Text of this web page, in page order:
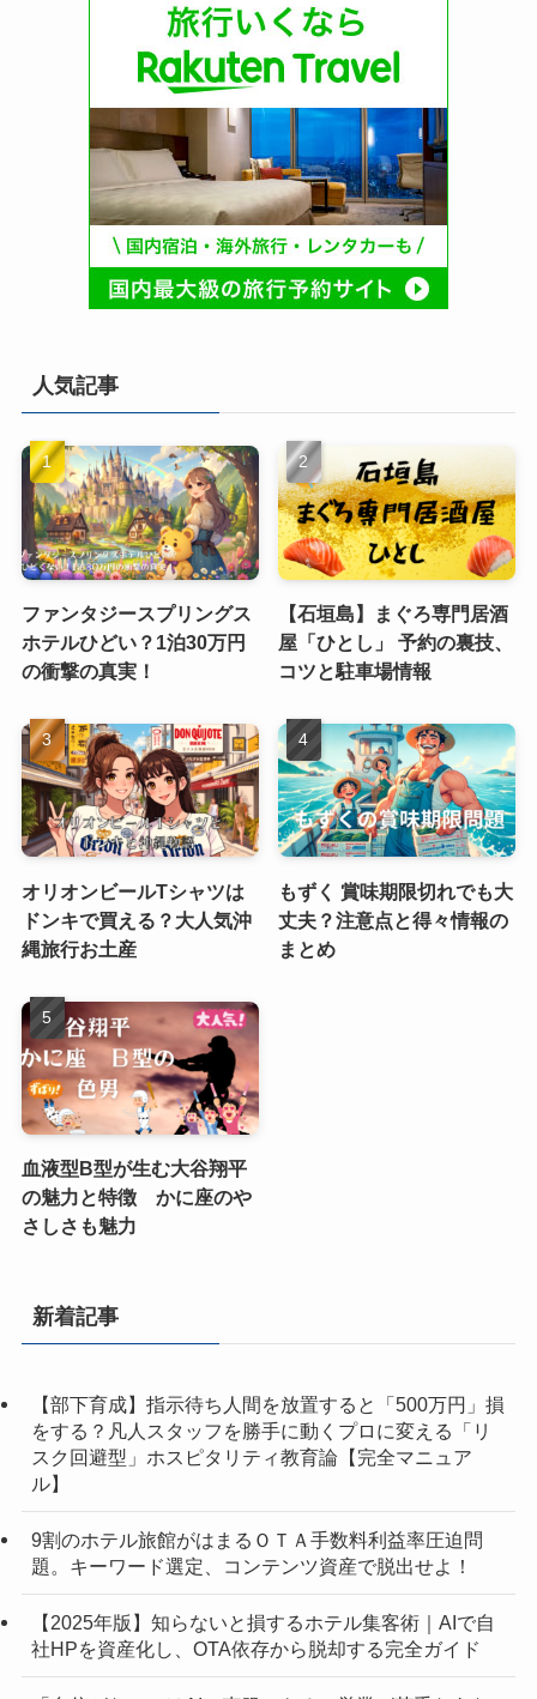
人気記事
ファンタジースプリングス
ホテルひどい？1泊30万円
の衝撃の真実！
【石垣島】まぐろ専門居酒
屋「ひとし」 予約の裏技、
コツと駐車場情報
オリオンビールTシャツは
ドンキで買える？大人気沖
縄旅行お土産
もずく 賞味期限切れでも大
丈夫？注意点と得々情報の
まとめ
血液型B型が生む大谷翔平
の魅力と特徴 かに座のや
さしさも魅力
新着記事
【部下育成】指示待ち人間を放置すると「500万円」損
をする？凡人スタッフを勝手に動くプロに変える「リ
スク回避型」ホスピタリティ教育論【完全マニュア
ル】
9割のホテル旅館がはまるＯＴＡ手数料利益率圧迫問
題。キーワード選定、コンテンツ資産で脱出せよ！
【2025年版】知らないと損するホテル集客術｜AIで自
社HPを資産化し、OTA依存から脱却する完全ガイド